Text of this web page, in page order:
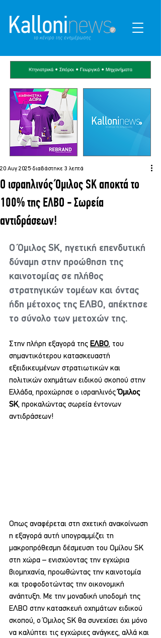
Ο ισραηλινός Όμιλος SK αποκτά το
100% της ΕΛΒΟ - Σωρεία
αντιδράσεων!
20 Αυγ 2025 διαβάστηκε 3 λεπτά
Ο Όμιλος SK, ηγετική επενδυτική
δύναμη στην προώθηση της
καινοτομίας σε πλήθος
στρατηγικών τομέων και όντας
ήδη μέτοχος της ΕΛΒΟ, απέκτησε
το σύνολο των μετοχών της.
Στην πλήρη εξαγορά της ΕΛΒΟ, του
σημαντικότερου κατασκευαστή
εξειδικευμένων στρατιωτικών και
πολιτικών οχημάτων ειδικού σκοπού στην
Ελλάδα, προχώρησε ο ισραηλινός Όμιλος
SK, προκαλώντας σωρεία έντονων
αντιδράσεων!
Oπως αναφέρεται στη σχετική ανακοίνωση
η εξαγορά αυτή υπογραμμίζει τη
μακροπρόθεσμη δέσμευση του Ομίλου SK
στη χώρα – ενισχύοντας την εγχώρια
βιομηχανία, προωθώντας την καινοτομία
και τροφοδοτώντας την οικονομική
ανάπτυξη. Με την μοναδική υποδομή της
ΕΛΒΟ στην κατασκευή οχημάτων ειδικού
σκοπού, ο Όμιλος SK θα συνεχίσει όχι μόνο
να καλύπτει τις εγχώριες ανάγκες, αλλά και